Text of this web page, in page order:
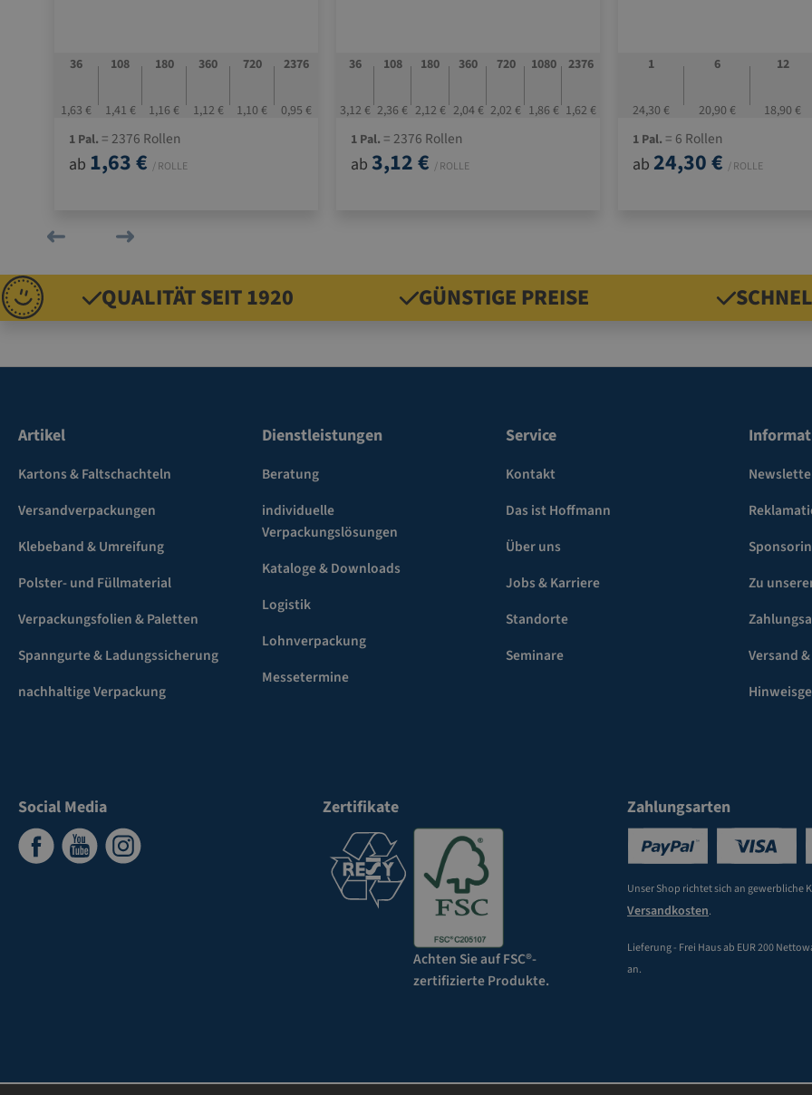
36
1,63 €
108
1,41 €
180
1,16 €
360
1,12 €
720
1,10 €
2376
0,95 €
1 Pal. = 2376 Rollen
ab 1,63 € / ROLLE
36
3,12 €
108
2,36 €
180
2,12 €
360
2,04 €
720
2,02 €
1080
1,86 €
2376
1,62 €
1 Pal. = 2376 Rollen
ab 3,12 € / ROLLE
1
24,30 €
6
20,90 €
12
18,90 €
1 Pal. = 6 Rollen
ab 24,30 € / ROLLE
QUALITÄT SEIT 1920 GÜNSTIGE PREISE
Artikel
Kartons & Faltschachteln
Versandverpackungen
Klebeband & Umreifung
Polster- und Füllmaterial
Verpackungsfolien & Paletten
Spanngurte & Ladungssicherung
nachhaltige Verpackung
Dienstleistungen
Beratung
individuelle
Verpackungslösungen
Kataloge & Downloads
Logistik
Lohnverpackung
Messetermine
Service
Kontakt
Das ist Hoffmann
Über uns
Jobs & Karriere
Standorte
Seminare
Zu
Versand
Social Media Zertifikate
Achten Sie auf FSC®-
zertifizierte Produkte.
Zahlungsarten
Unser Shop richtet sich an gewerbliche
Versandkosten.
Lieferung - Frei Haus ab EUR 200
an.